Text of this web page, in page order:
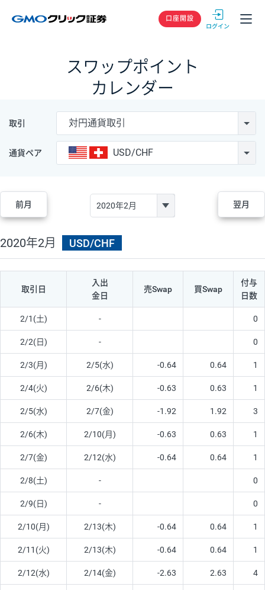
GMOクリック
口座開設
スワップポイント
カレンダー
取引 対円通貨取引
通貨ペア USD/CHF
前月 翌月
2020年2月 USD/CHF
取引日
入出
金日
売Swap 買Swap
付与
日数
2/1(土) - 0
2/2(日) - 0
2/3(月) 2/5(水) -0.64 0.64 1
2/4(火) 2/6(木) -0.63 0.63 1
2/5(水) 2/7(金) -1.92 1.92 3
2/6(木) 2/10(月) -0.63 0.63 1
2/7(金) 2/12(水) -0.64 0.64 1
2/8(土) - 0
2/9(日) - 0
2/10(月) 2/13(木) -0.64 0.64 1
2/11(火) 2/13(木) -0.64 0.64 1
2/12(水) 2/14(金) -2.63 2.63 4